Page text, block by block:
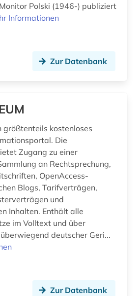
(3)
(3)
literaturwissenschaft (1)
management (1)
Polski (1946-) publiziert
Informationen
Zur Datenbank
größtenteils kostenloses
Die
Zugang zu einer
an Rechtsprechung,
OpenAccess-
Blogs, Tarifverträgen,
und
Inhalten. Enthält alle
im Volltext und über
deutscher Geri...
Zur Datenbank